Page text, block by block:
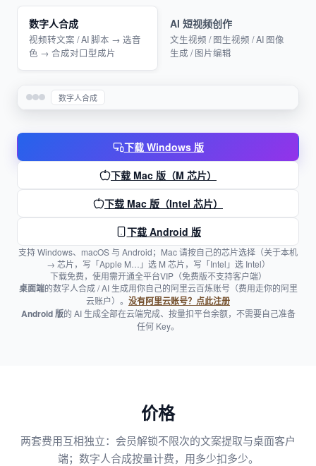
数字人合成
视频转文案 / AI 脚本 → 选音
色 → 合成对口型成片
AI 短视频创作
文生视频 / 图生视频 / AI 图像
生成 / 图片编辑
数字人合成
下载 Windows 版
下载 Mac 版（M 芯片）
下载 Mac 版（Intel 芯片）
下载 Android 版
支持 Windows、macOS 与 Android；Mac 请按自己的芯片选择（关于本机
→ 芯片，写「Apple M…」选 M 芯片，写「Intel」选 Intel）
下载免费，使用需开通全平台VIP（免费版不支持客户端）
桌面端的数字人合成 / AI 生成用你自己的阿里云百炼账号（费用走你的阿里
云账户）。 没有阿里云账号？点此注册
Android 版的 AI 生成全部在云端完成、按量扣平台余额，不需要自己准备
任何 Key。
价格
两套费用互相独立：会员解锁不限次的文案提取与桌面客户
端；数字人合成按量计费，用多少扣多少。